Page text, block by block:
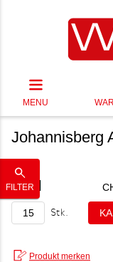
MENU
FILTER
Johannisberg
50 cl
Stk.